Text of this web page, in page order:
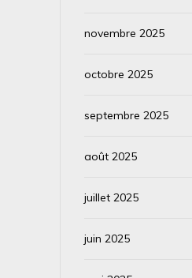
novembre 2025
octobre 2025
septembre 2025
août 2025
juillet 2025
juin 2025